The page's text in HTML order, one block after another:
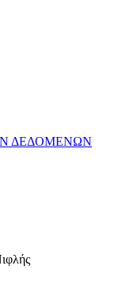
ΔΕΔΟΜΕΝΩΝ